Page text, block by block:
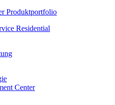
Produktportfolio
Residential
Center